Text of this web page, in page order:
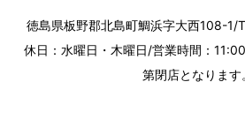
徳島県板野郡北島町鯛浜字大西108-
休日：水曜日・木曜日/営業時間：
第閉店となります